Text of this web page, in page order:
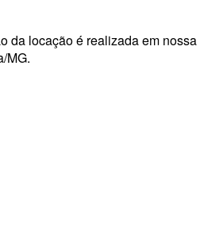
da locação é realizada em
MG.